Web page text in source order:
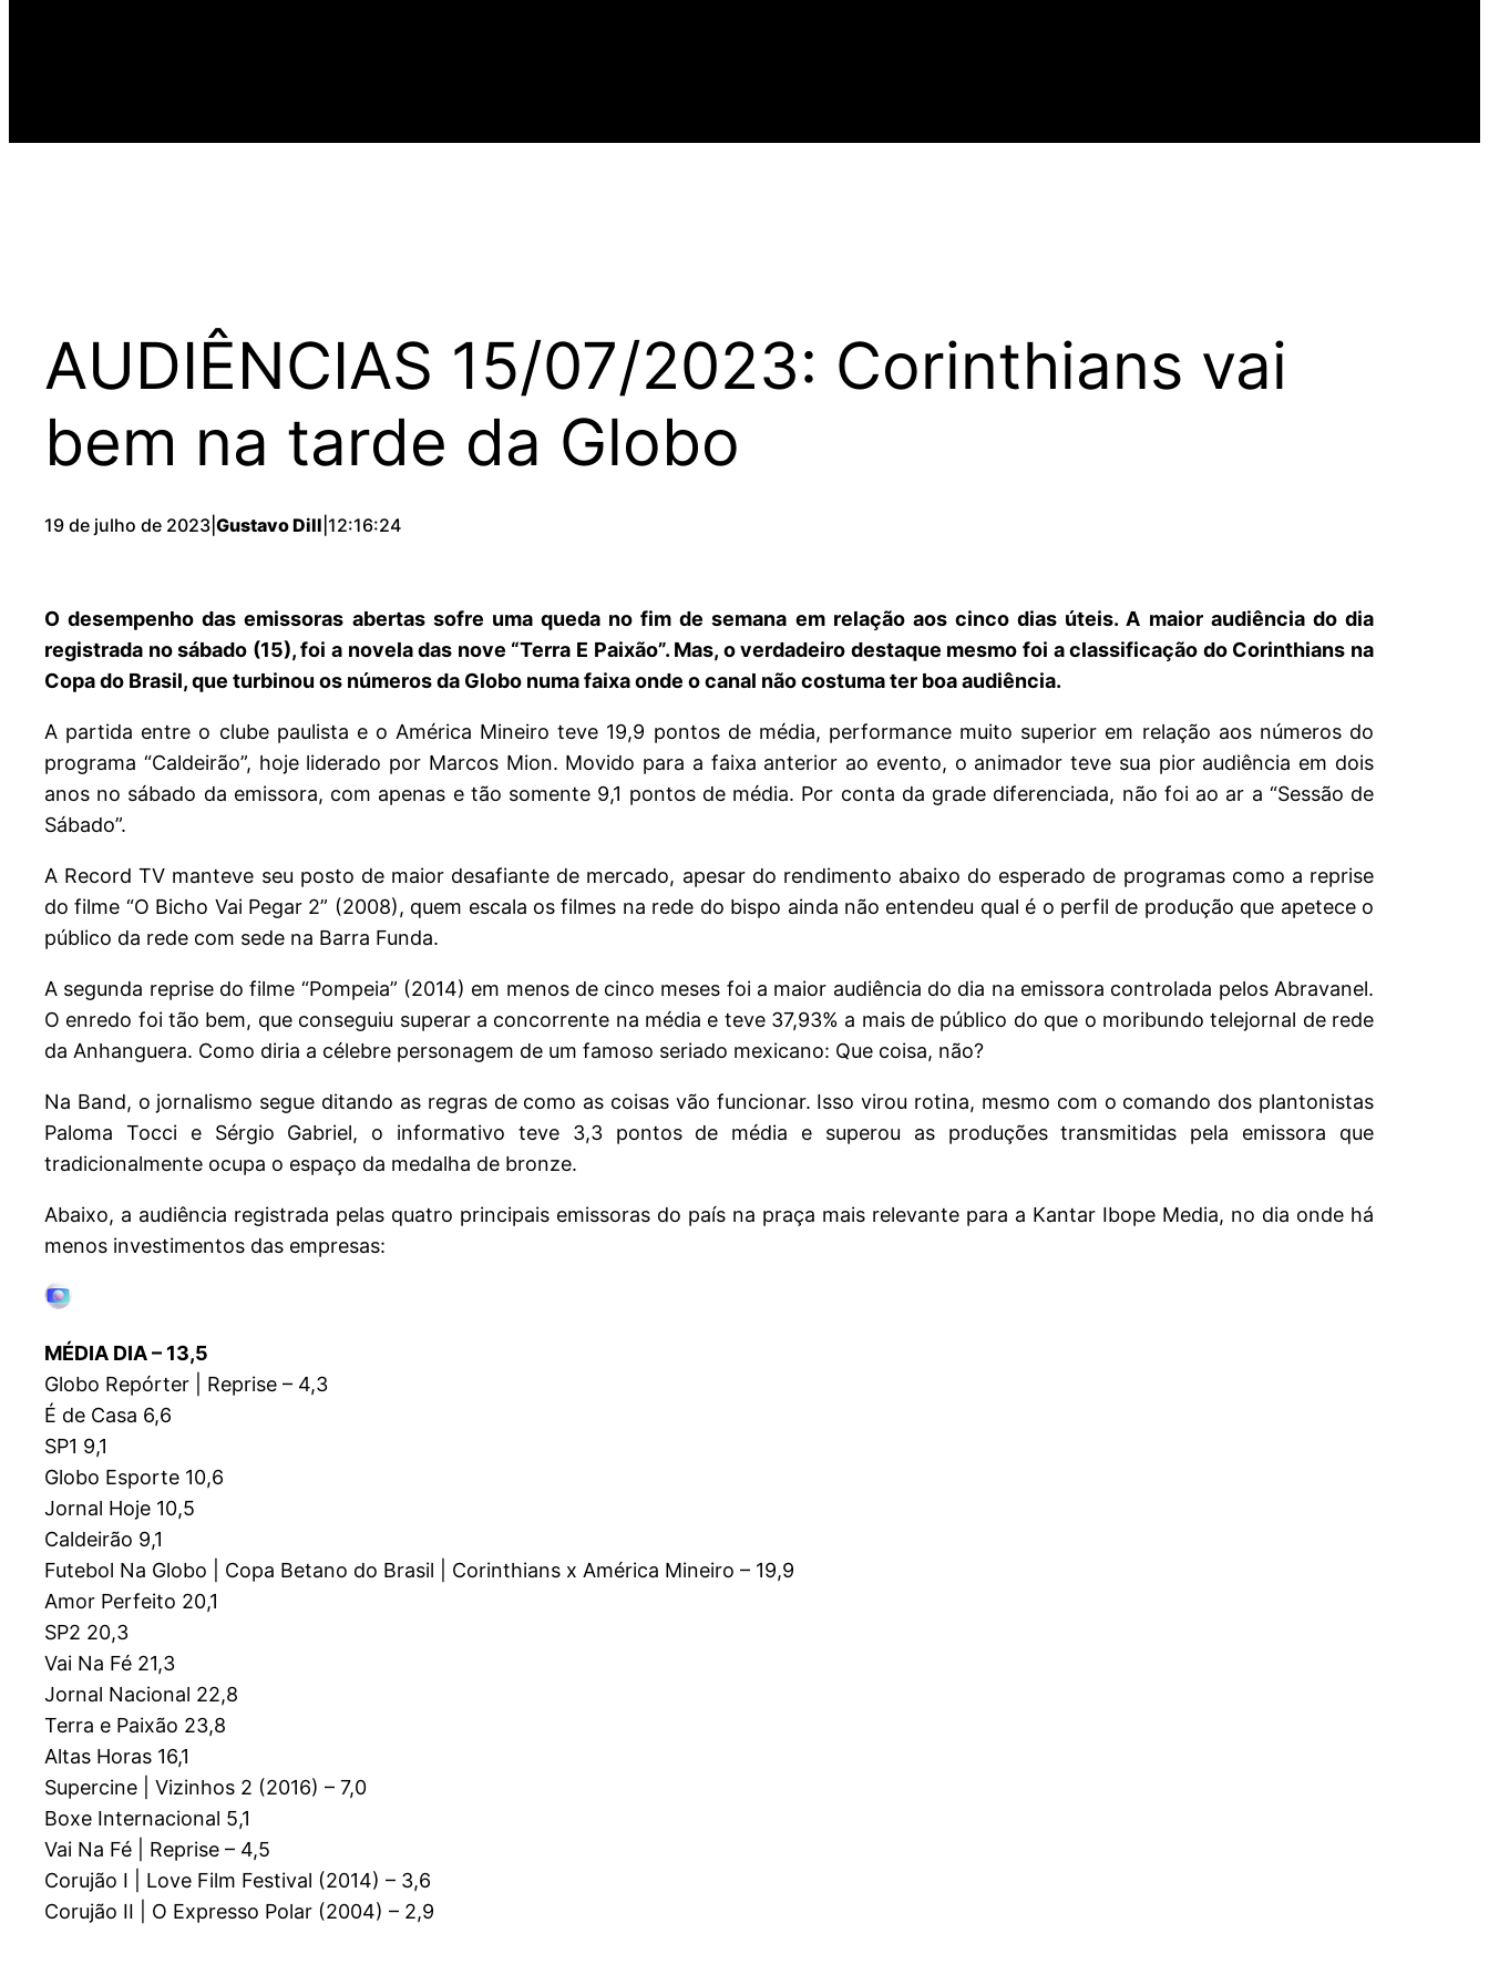
AUDIÊNCIAS 15/07/2023: Corinthians vai
bem na tarde da Globo
19 de julho de 2023 Gustavo Dill 12:16:24
O desempenho das emissoras abertas sofre uma queda no fim de semana em relação aos cinco dias úteis. A maior audiência do dia
registrada no sábado (15), foi a novela das nove “Terra E Paixão”. Mas, o verdadeiro destaque mesmo foi a classificação do Corinthians na
Copa do Brasil, que turbinou os números da Globo numa faixa onde o canal não costuma ter boa audiência.
A partida entre o clube paulista e o América Mineiro teve 19,9 pontos de média, performance muito superior em relação aos números do
programa “Caldeirão”, hoje liderado por Marcos Mion. Movido para a faixa anterior ao evento, o animador teve sua pior audiência em dois
anos no sábado da emissora, com apenas e tão somente 9,1 pontos de média. Por conta da grade diferenciada, não foi ao ar a “Sessão de
Sábado”.
A Record TV manteve seu posto de maior desafiante de mercado, apesar do rendimento abaixo do esperado de programas como a reprise
do filme “O Bicho Vai Pegar 2” (2008), quem escala os filmes na rede do bispo ainda não entendeu qual é o perfil de produção que apetece o
público da rede com sede na Barra Funda.
A segunda reprise do filme “Pompeia” (2014) em menos de cinco meses foi a maior audiência do dia na emissora controlada pelos Abravanel.
O enredo foi tão bem, que conseguiu superar a concorrente na média e teve 37,93% a mais de público do que o moribundo telejornal de rede
da Anhanguera. Como diria a célebre personagem de um famoso seriado mexicano: Que coisa, não?
Na Band, o jornalismo segue ditando as regras de como as coisas vão funcionar. Isso virou rotina, mesmo com o comando dos plantonistas
Paloma Tocci e Sérgio Gabriel, o informativo teve 3,3 pontos de média e superou as produções transmitidas pela emissora que
tradicionalmente ocupa o espaço da medalha de bronze.
Abaixo, a audiência registrada pelas quatro principais emissoras do país na praça mais relevante para a Kantar Ibope Media, no dia onde há
menos investimentos das empresas:
MÉDIA DIA – 13,5
Globo Repórter | Reprise – 4,3
É de Casa 6,6
SP1 9,1
Globo Esporte 10,6
Jornal Hoje 10,5
Caldeirão 9,1
Futebol Na Globo | Copa Betano do Brasil | Corinthians x América Mineiro – 19,9
Amor Perfeito 20,1
SP2 20,3
Vai Na Fé 21,3
Jornal Nacional 22,8
Terra e Paixão 23,8
Altas Horas 16,1
Supercine | Vizinhos 2 (2016) – 7,0
Boxe Internacional 5,1
Vai Na Fé | Reprise – 4,5
Corujão I | Love Film Festival (2014) – 3,6
Corujão II | O Expresso Polar (2004) – 2,9